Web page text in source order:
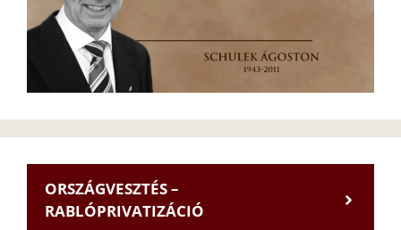
ORSZÁGVESZTÉS –
RABLÓPRIVATIZÁCIÓ